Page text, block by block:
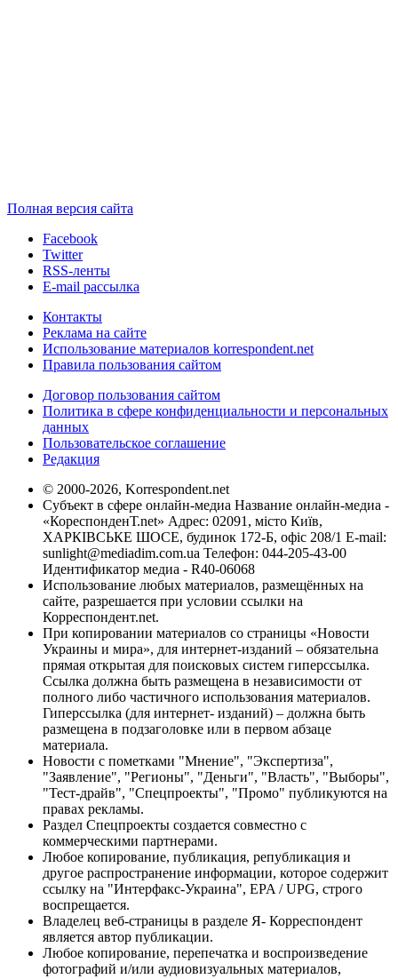
Полная версия сайта
Facebook
Twitter
RSS-ленты
E-mail рассылка
Контакты
Реклама на сайте
Использование материалов korrespondent.net
Правила пользования сайтом
Договор пользования сайтом
Политика в сфере конфиденциальности и персональных
данных
Пользовательское соглашение
Редакция
© 2000-2026, Korrespondent.net
Субъект в сфере онлайн-медиа Название онлайн-медиа -
«КореспонденТ.net» Адрес: 02091, місто Київ,
ХАРКІВСЬКЕ ШОСЕ, будинок 172-Б, офіс 208/1 E-mail:
sunlight@mediadim.com.ua Телефон: 044-205-43-00
Идентификатор медиа - R40-06068
Использование любых материалов, размещённых на
сайте, разрешается при условии ссылки на
Корреспондент.net.
При копировании материалов со страницы «Новости
Украины и мира», для интернет-изданий – обязательна
прямая открытая для поисковых систем гиперссылка.
Ссылка должна быть размещена в независимости от
полного либо частичного использования материалов.
Гиперссылка (для интернет- изданий) – должна быть
размещена в подзаголовке или в первом абзаце
материала.
Новости с пометками "Мнение", "Экспертиза",
"Заявление", "Регионы", "Деньги", "Власть", "Выборы",
"Тест-драйв", "Спецпроекты", "Промо" публикуются на
правах рекламы.
Раздел Спецпроекты создается совместно с
коммерческими партнерами.
Любое копирование, публикация, републикация и
другое распространение информации, которое содержит
ссылку на "Интерфакс-Украина", EPA / UPG, строго
воспрещается.
Владелец веб-страницы в разделе Я- Корреспондент
является автор публикации.
Любое копирование, перепечатка и воспроизведение
фотографий и/или аудиовизуальных материалов,